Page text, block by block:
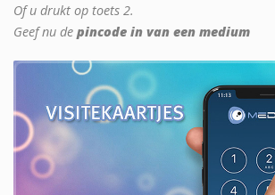
Of u drukt op toets 2.
Geef nu de pincode in van een medium